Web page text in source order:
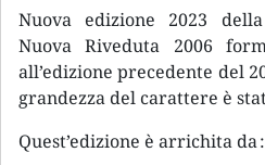
Nuova edizione 2023
Nuova Riveduta 2006
all’edizione precedente del
grandezza del carattere è
Quest’edizione è arrichita da :